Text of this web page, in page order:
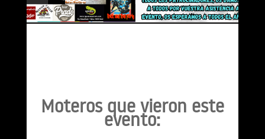
Moteros que vieron este
evento: